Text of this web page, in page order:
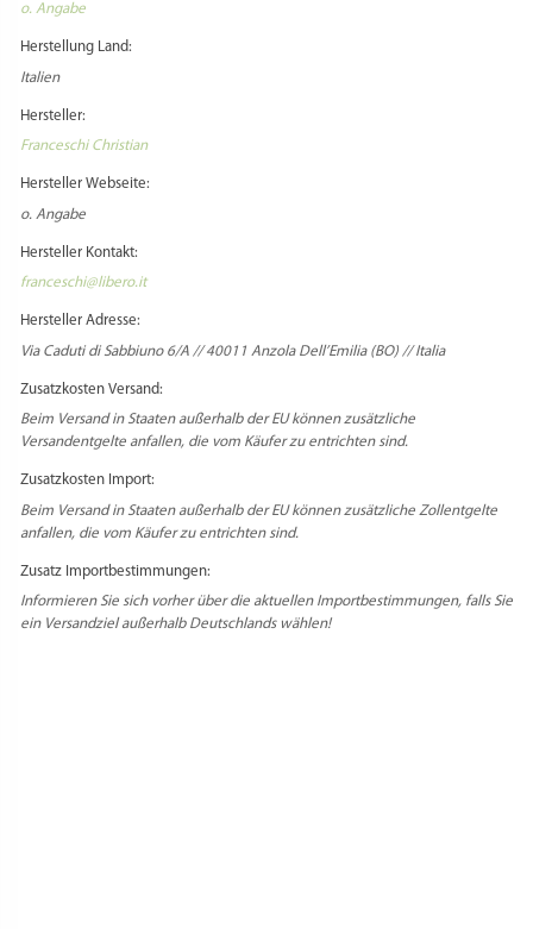
o. Angabe
Herstellung Land:
Italien
Hersteller:
Franceschi Christian
Hersteller Webseite:
o. Angabe
Hersteller Kontakt:
franceschi@libero.it
Hersteller Adresse:
Via Caduti di Sabbiuno 6/A // 40011 Anzola Dell’Emilia (BO) // Italia
Zusatzkosten Versand:
Beim Versand in Staaten außerhalb der EU können zusätzliche
Versandentgelte anfallen, die vom Käufer zu entrichten sind.
Zusatzkosten Import:
Beim Versand in Staaten außerhalb der EU können zusätzliche Zollentgelte
anfallen, die vom Käufer zu entrichten sind.
Zusatz Importbestimmungen:
Informieren Sie sich vorher über die aktuellen Importbestimmungen, falls Sie
ein Versandziel außerhalb Deutschlands wählen!